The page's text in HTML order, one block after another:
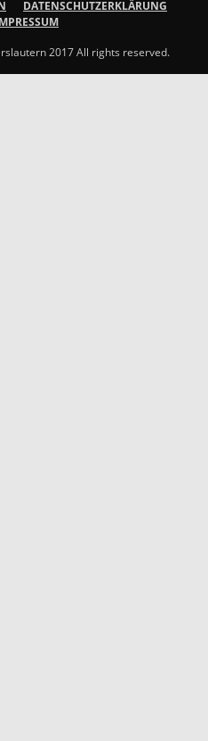
DATENSCHUTZERKLÄRUNG
2017 All rights reserved.